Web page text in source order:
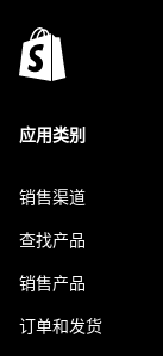
应用类别
销售渠道
查找产品
销售产品
订单和发货